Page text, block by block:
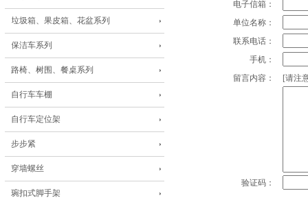
垃圾箱、果皮箱、花盆系列
保洁车系列
路椅、树围、餐桌系列
自行车车棚
自行车定位架
步步紧
穿墙螺丝
琬扣式脚手架
电子信箱：
单位名称：
联系电话：
手机：
留言内容：
[请注
验证码：